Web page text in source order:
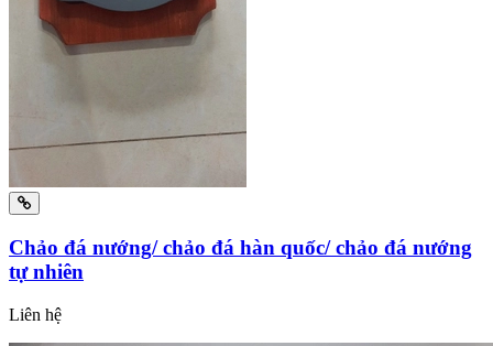
Chảo đá nướng/ chảo đá hàn quốc/ chảo đá nướng
tự nhiên
Liên hệ